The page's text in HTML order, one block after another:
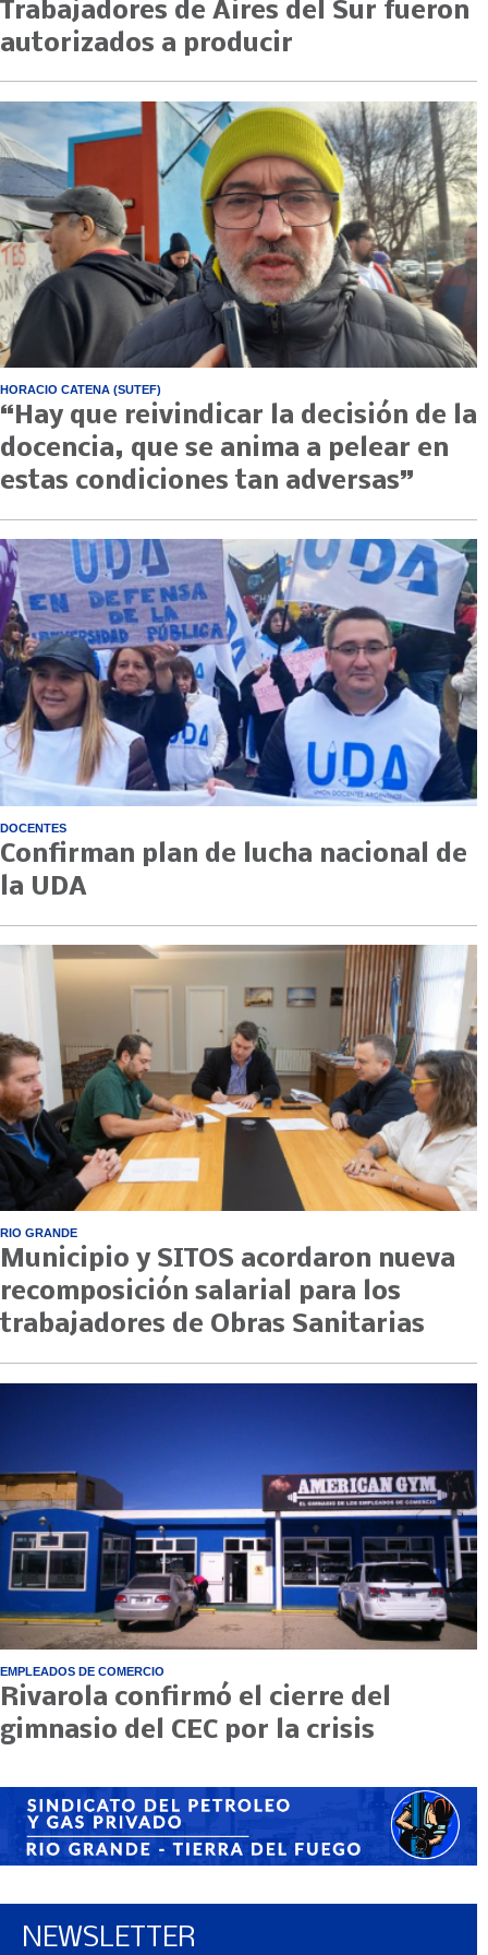
Trabajadores de Aires del Sur fueron
autorizados a producir
HORACIO CATENA (SUTEF)
“Hay que reivindicar la decisión de la
docencia, que se anima a pelear en
estas condiciones tan adversas”
DOCENTES
Confirman plan de lucha nacional de
la UDA
RIO GRANDE
Municipio y SITOS acordaron nueva
recomposición salarial para los
trabajadores de Obras Sanitarias
EMPLEADOS DE COMERCIO
Rivarola confirmó el cierre del
gimnasio del CEC por la crisis
NEWSLETTER